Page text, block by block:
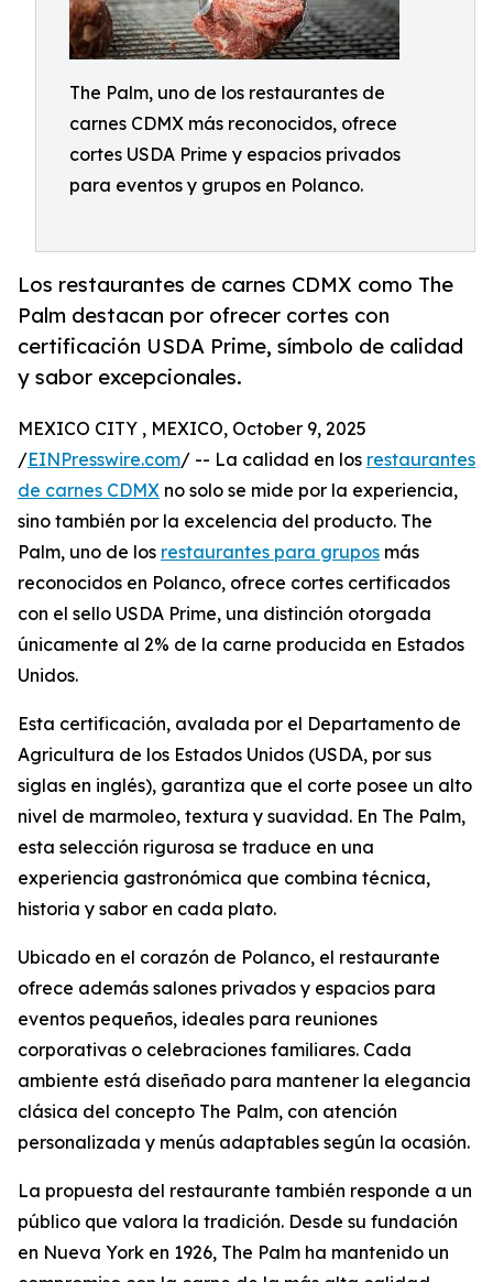
The Palm, uno de los restaurantes de
carnes CDMX más reconocidos, ofrece
cortes USDA Prime y espacios privados
para eventos y grupos en Polanco.
Los restaurantes de carnes CDMX como The
Palm destacan por ofrecer cortes con
certificación USDA Prime, símbolo de calidad
y sabor excepcionales.
MEXICO CITY , MEXICO, October 9, 2025
/EINPresswire.com/ -- La calidad en los restaurantes
de carnes CDMX no solo se mide por la experiencia,
sino también por la excelencia del producto. The
Palm, uno de los restaurantes para grupos más
reconocidos en Polanco, ofrece cortes certificados
con el sello USDA Prime, una distinción otorgada
únicamente al 2% de la carne producida en Estados
Unidos.
Esta certificación, avalada por el Departamento de
Agricultura de los Estados Unidos (USDA, por sus
siglas en inglés), garantiza que el corte posee un alto
nivel de marmoleo, textura y suavidad. En The Palm,
esta selección rigurosa se traduce en una
experiencia gastronómica que combina técnica,
historia y sabor en cada plato.
Ubicado en el corazón de Polanco, el restaurante
ofrece además salones privados y espacios para
eventos pequeños, ideales para reuniones
corporativas o celebraciones familiares. Cada
ambiente está diseñado para mantener la elegancia
clásica del concepto The Palm, con atención
personalizada y menús adaptables según la ocasión.
La propuesta del restaurante también responde a un
público que valora la tradición. Desde su fundación
en Nueva York en 1926, The Palm ha mantenido un